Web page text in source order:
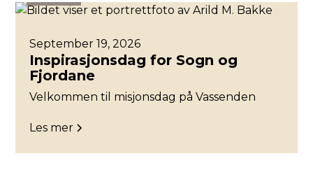
September 19, 2026
Inspirasjonsdag for Sogn og
Fjordane
Velkommen til misjonsdag på Vassenden
Les mer